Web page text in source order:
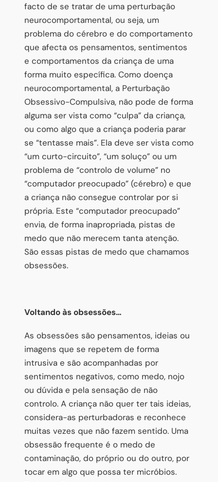
facto de se tratar de uma perturbação
neurocomportamental, ou seja, um
problema do cérebro e do comportamento
que afecta os pensamentos, sentimentos
e comportamentos da criança de uma
forma muito específica. Como doença
neurocomportamental, a Perturbação
Obsessivo-Compulsiva, não pode de forma
alguma ser vista como “culpa” da criança,
ou como algo que a criança poderia parar
se “tentasse mais”. Ela deve ser vista como
“um curto-circuito”, “um soluço” ou um
problema de “controlo de volume” no
“computador preocupado” (cérebro) e que
a criança não consegue controlar por si
própria. Este “computador preocupado”
envia, de forma inapropriada, pistas de
medo que não merecem tanta atenção.
São essas pistas de medo que chamamos
obsessões.
Voltando às obsessões…
As obsessões são pensamentos, ideias ou
imagens que se repetem de forma
intrusiva e são acompanhadas por
sentimentos negativos, como medo, nojo
ou dúvida e pela sensação de não
controlo. A criança não quer ter tais ideias,
considera-as perturbadoras e reconhece
muitas vezes que não fazem sentido. Uma
obsessão frequente é o medo de
contaminação, do próprio ou do outro, por
tocar em algo que possa ter micróbios.